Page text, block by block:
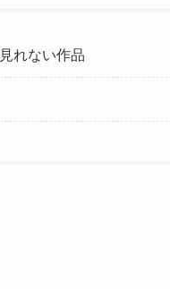
れない作品